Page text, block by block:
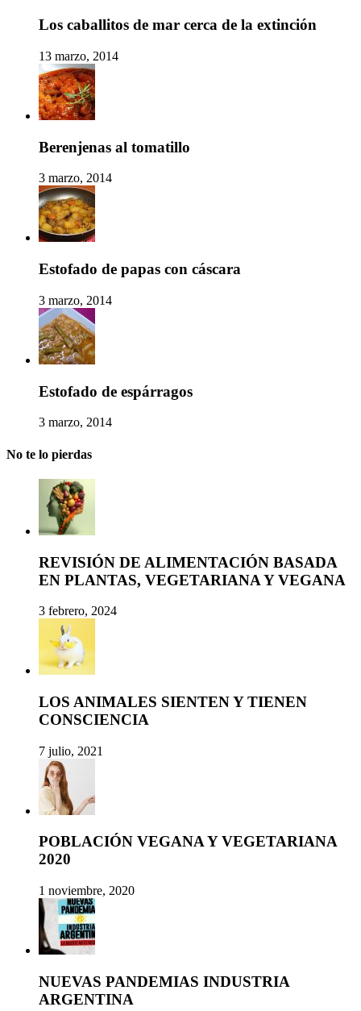
Los caballitos de mar cerca de la extinción
13 marzo, 2014
Berenjenas al tomatillo
3 marzo, 2014
Estofado de papas con cáscara
3 marzo, 2014
Estofado de espárragos
3 marzo, 2014
No te lo pierdas
REVISIÓN DE ALIMENTACIÓN BASADA
EN PLANTAS, VEGETARIANA Y VEGANA
3 febrero, 2024
LOS ANIMALES SIENTEN Y TIENEN
CONSCIENCIA
7 julio, 2021
POBLACIÓN VEGANA Y VEGETARIANA
2020
1 noviembre, 2020
NUEVAS PANDEMIAS INDUSTRIA
ARGENTINA